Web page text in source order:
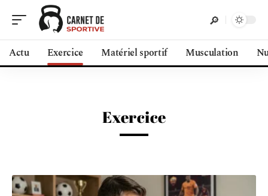
Actu Exercice Matériel sportif Musculation
Exercice